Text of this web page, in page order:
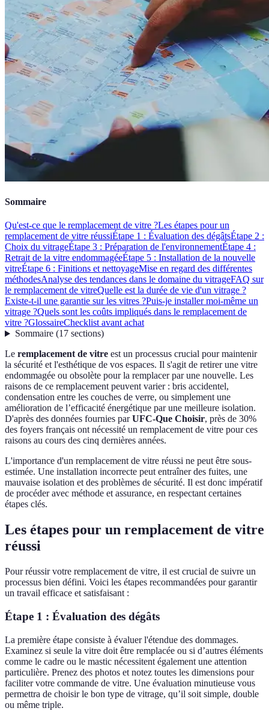
Sommaire
Qu'est-ce que le remplacement de vitre ?Les étapes pour un
remplacement de vitre réussiÉtape 1 : Évaluation des dégâtsÉtape 2 :
Choix du vitrageÉtape 3 : Préparation de l'environnementÉtape 4 :
Retrait de la vitre endommagéeÉtape 5 : Installation de la nouvelle
vitreÉtape 6 : Finitions et nettoyageMise en regard des différentes
méthodesAnalyse des tendances dans le domaine du vitrageFAQ sur
le remplacement de vitreQuelle est la durée de vie d'un vitrage ?
Existe-t-il une garantie sur les vitres ?Puis-je installer moi-même un
vitrage ?Quels sont les coûts impliqués dans le remplacement de
vitre ?GlossaireChecklist avant achat
Sommaire(17 sections)
Le remplacement de vitre est un processus crucial pour maintenir
la sécurité et l'esthétique de vos espaces. Il s'agit de retirer une vitre
endommagée ou obsolète pour la remplacer par une nouvelle. Les
raisons de ce remplacement peuvent varier : bris accidentel,
condensation entre les couches de verre, ou simplement une
amélioration de l’efficacité énergétique par une meilleure isolation.
D'après des données fournies parUFC-Que Choisir, près de 30%
des foyers français ont nécessité un remplacement de vitre pour ces
raisons au cours des cinq dernières années.
L'importance d'un remplacement de vitre réussi ne peut être sous-
estimée. Une installation incorrecte peut entraîner des fuites, une
mauvaise isolation et des problèmes de sécurité. Il est donc impératif
de procéder avec méthode et assurance, en respectant certaines
étapes clés.
Les étapes pour un remplacement de vitre
réussi
Pour réussir votre remplacement de vitre, il est crucial de suivre un
processus bien défini. Voici les étapes recommandées pour garantir
un travail efficace et satisfaisant :
Étape 1 : Évaluation des dégâts
La première étape consiste à évaluer l'étendue des dommages.
Examinez si seule la vitre doit être remplacée ou si d’autres éléments
comme le cadre ou le mastic nécessitent également une attention
particulière. Prenez des photos et notez toutes les dimensions pour
faciliter votre commande de vitre. Une évaluation minutieuse vous
permettra de choisir le bon type de vitrage, qu’il soit simple, double
ou même triple.